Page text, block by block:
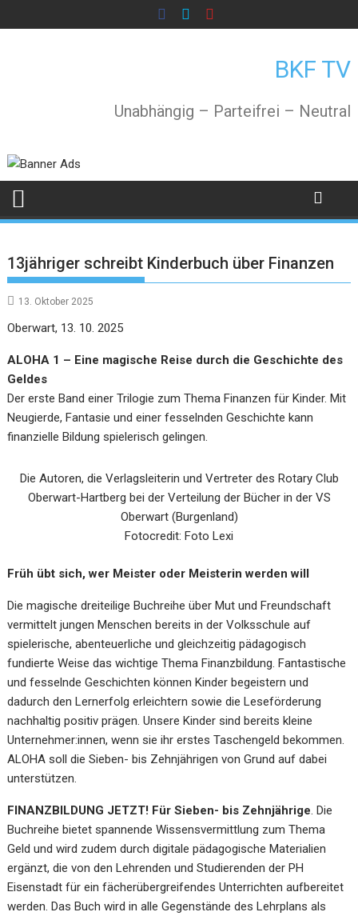
to
BKF TV
Unabhängig – Parteifrei – Neutral
13jähriger schreibt Kinderbuch über Finanzen
13. Oktober 2025
Oberwart, 13. 10. 2025
ALOHA 1 – Eine magische Reise durch die Geschichte des
Geldes
Der erste Band einer Trilogie zum Thema Finanzen für Kinder. Mit
Neugierde, Fantasie und einer fesselnden Geschichte kann
finanzielle Bildung spielerisch gelingen.
Die Autoren, die Verlagsleiterin und Vertreter des Rotary Club
Oberwart-Hartberg bei der Verteilung der Bücher in der VS
Oberwart (Burgenland)
Fotocredit: Foto Lexi
Früh übt sich, wer Meister oder Meisterin werden will
Die magische dreiteilige Buchreihe über Mut und Freundschaft
vermittelt jungen Menschen bereits in der Volksschule auf
spielerische, abenteuerliche und gleichzeitig pädagogisch
fundierte Weise das wichtige Thema Finanzbildung. Fantastische
und fesselnde Geschichten können Kinder begeistern und
dadurch den Lernerfolg erleichtern sowie die Leseförderung
nachhaltig positiv prägen. Unsere Kinder sind bereits kleine
Unternehmer:innen, wenn sie ihr erstes Taschengeld bekommen.
ALOHA soll die Sieben- bis Zehnjährigen von Grund auf dabei
unterstützen.
FINANZBILDUNG JETZT! Für Sieben- bis Zehnjährige. Die
Buchreihe bietet spannende Wissensvermittlung zum Thema
Geld und wird zudem durch digitale pädagogische Materialien
ergänzt, die von den Lehrenden und Studierenden der PH
Eisenstadt für ein fächerübergreifendes Unterrichten aufbereitet
werden. Das Buch wird in alle Gegenstände des Lehrplans als